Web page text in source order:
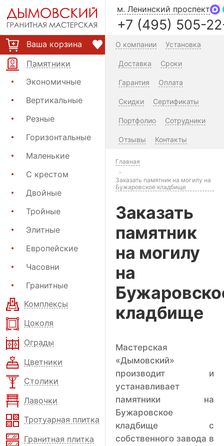
Ваша корзина
Памятники
Экономичные
Вертикальные
Резные
Горизонтальные
Маленькие
С крестом
Двойные
Тройные
Элитные
Европейские
Часовни
Гранитные
Комплексы
Цоколя
Ограды
Цветники
Столики
Лавочки
Тротуарная плитка
Гранитная плитка
м. Ленинский проспект
+7 (495) 505-
О компании Установка
Доставка Сроки
Гарантия Оплата
Скидки Сертификаты
Портфолио Сотрудники
Отзывы Контакты
Главная
Заказать памятник на могилу на
Бужаровское кладбище
Заказать
памятник
на могилу
на
кладбище
Мастерская
«Дымовский»
производит и
устанавливает
памятники на
Бужаровское
кладбище с
собственного завода в